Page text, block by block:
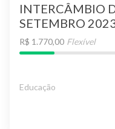
INTERCÂMBIO
SETEMBRO
R$ 1.770,00 Flexível
Educação